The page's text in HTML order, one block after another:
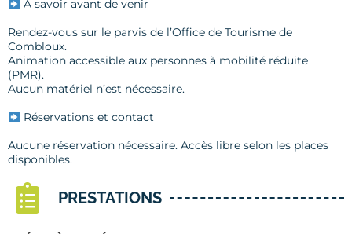
À savoir avant de venir
Rendez-vous sur le parvis de l’Office de Tourisme de
Combloux.
Animation accessible aux personnes à mobilité réduite
(PMR).
Aucun matériel n’est nécessaire.
Réservations et contact
Aucune réservation nécessaire. Accès libre selon les places
disponibles.
PRESTATIONS